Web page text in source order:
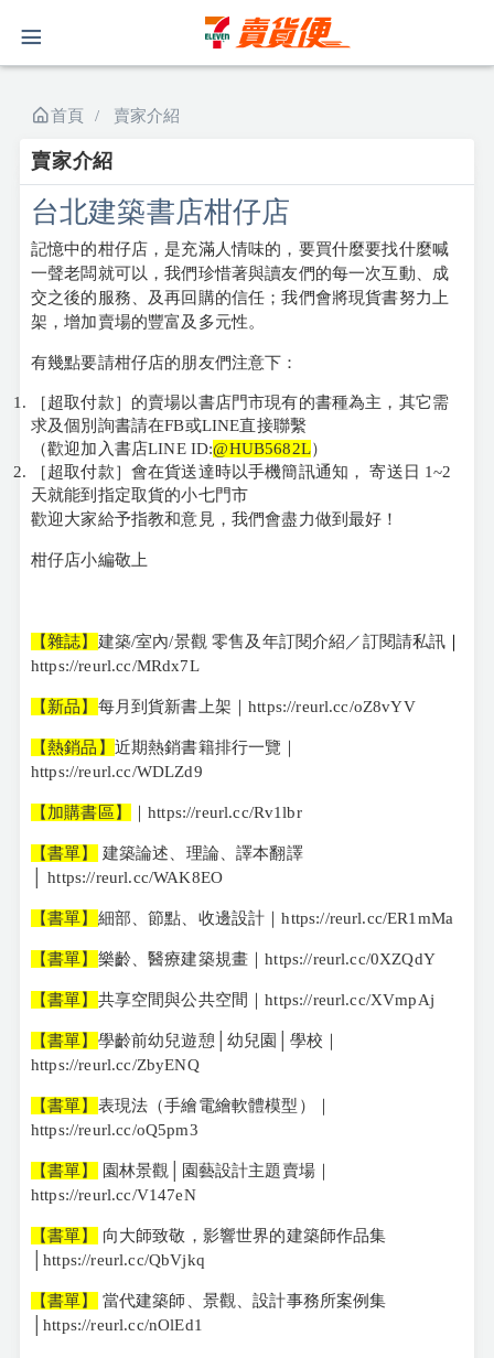
首頁 賣家介紹
賣家介紹
台北建築書店柑仔店
記憶中的柑仔店，是充滿人情味的，要買什麼要找什麼喊
一聲老闆就可以，我們珍惜著與讀友們的每一次互動、成
交之後的服務、及再回購的信任；我們會將現貨書努力上
架，增加賣場的豐富及多元性。
有幾點要請柑仔店的朋友們注意下：
［超取付款］的賣場以書店門市現有的書種為主，其它需
求及個別詢書請在FB或LINE直接聯繫
（歡迎加入書店LINE ID:@HUB5682L）
［超取付款］會在貨送達時以手機簡訊通知， 寄送日 1~2
天就能到指定取貨的小七門市
歡迎大家給予指教和意見，我們會盡力做到最好！
柑仔店小編敬上
【雜誌】 建築/室內/景觀 零售及年訂閱介紹／訂閱請私訊
https://reurl.cc/MRdx7L
【新品】 每月到貨新書上架｜https://reurl.cc/oZ8vYV
【熱銷品】 近期熱銷書籍排行一覽｜
https://reurl.cc/WDLZd9
【加購書區】 ｜https://reurl.cc/Rv1lbr
【書單】
建築論述、理論、譯本翻譯
│ https://reurl.cc/WAK8EO
【書單】 細部、節點、收邊設計｜https://reurl.cc/ER1mMa
【書單】 樂齡、醫療建築規畫｜https://reurl.cc/0XZQdY
【書單】 共享空間與公共空間｜https://reurl.cc/XVmpAj
【書單】 學齡前幼兒遊憩│幼兒園│學校｜
https://reurl.cc/ZbyENQ
【書單】 表現法（手繪電繪軟體模型）｜
https://reurl.cc/oQ5pm3
【書單】
園林景觀│園藝設計主題賣場｜
https://reurl.cc/V147eN
【書單】
向大師致敬，影響世界的建築師作品集
│https://reurl.cc/QbVjkq
【書單】
當代建築師、景觀、設計事務所案例集
│https://reurl.cc/nOlEd1